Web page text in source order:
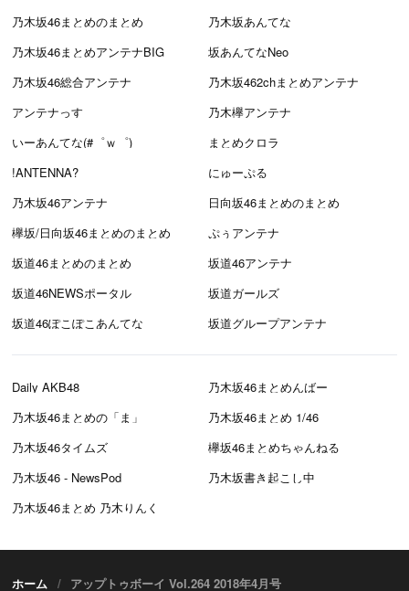
乃木坂46まとめのまとめ
乃木坂あんてな
乃木坂46まとめアンテナBIG
坂あんてなNeo
乃木坂46総合アンテナ
乃木坂462chまとめアンテナ
アンテナっす
乃木欅アンテナ
いーあんてな(#゜ｗ゜)
まとめクロラ
!ANTENNA?
にゅーぷる
乃木坂46アンテナ
日向坂46まとめのまとめ
欅坂/日向坂46まとめのまとめ
ぷぅアンテナ
坂道46まとめのまとめ
坂道46アンテナ
坂道46NEWSポータル
坂道ガールズ
坂道46ぽこぽこあんてな
坂道グループアンテナ
Daily AKB48
乃木坂46まとめんばー
乃木坂46まとめの「ま」
乃木坂46まとめ 1/46
乃木坂46タイムズ
欅坂46まとめちゃんねる
乃木坂46 - NewsPod
乃木坂書き起こし中
乃木坂46まとめ 乃木りんく
ホーム アップトゥボーイ Vol.264 2018年4月号